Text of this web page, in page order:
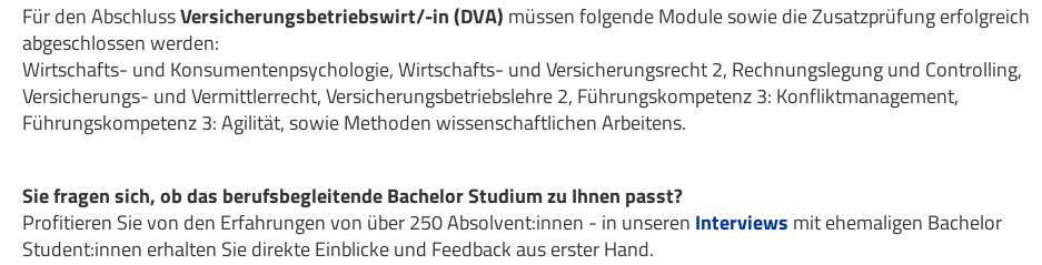
Für den AbschlussVersicherungsbetriebswirt/-in (DVA) müssen folgende Module sowie die Zusatzprüfung erfolgreich
abgeschlossen werden:
Wirtschafts- und Konsumentenpsychologie, Wirtschafts- und Versicherungsrecht 2, Rechnungslegung und Controlling,
Versicherungs- und Vermittlerrecht, Versicherungsbetriebslehre 2, Führungskompetenz 3: Konfliktmanagement,
Führungskompetenz 3: Agilität, sowie Methoden wissenschaftlichen Arbeitens.
Sie fragen sich, ob das berufsbegleitende Bachelor Studium zu Ihnen passt?
Profitieren Sie von den Erfahrungen von über 250 Absolvent:innen - in unseren Interviews mit ehemaligen Bachelor
Student:innen erhalten Sie direkte Einblicke und Feedback aus erster Hand.